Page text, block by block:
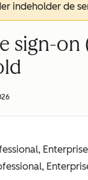
indeholder de
sign-on
Enterprise